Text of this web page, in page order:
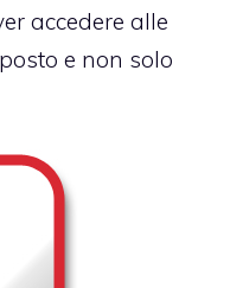
accedere alle
e non solo